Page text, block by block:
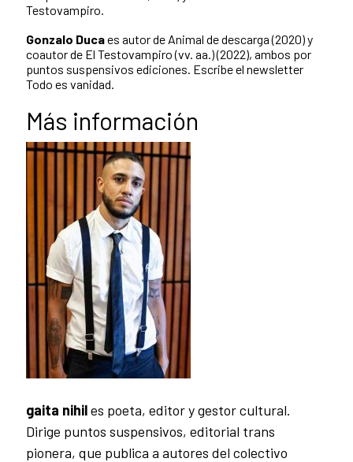
Testovampiro.
Gonzalo Ducaes autor de Animal de descarga (2020) y
coautor de El Testovampiro (vv. aa.) (2022), ambos por
puntos suspensivos ediciones. Escribe el newsletter
Todo es vanidad.
Más información
gaita nihiles poeta, editor y gestor cultural.
Dirige puntos suspensivos, editorial trans
pionera, que publica a autores del colectivo